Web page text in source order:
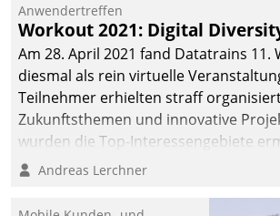
Cloud-Strategien und -
Lösungen mit hohem
Zukunftspotenzial.
Anwendertreffen
Workout 2021: Digital
Am 28. April 2021 fand Datatrains 11.
diesmal als rein virtuelle
Teilnehmer erhielten straff
Zukunftsthemen und innovative
wurden die Top-Interessengebiete
Andreas Lerchner